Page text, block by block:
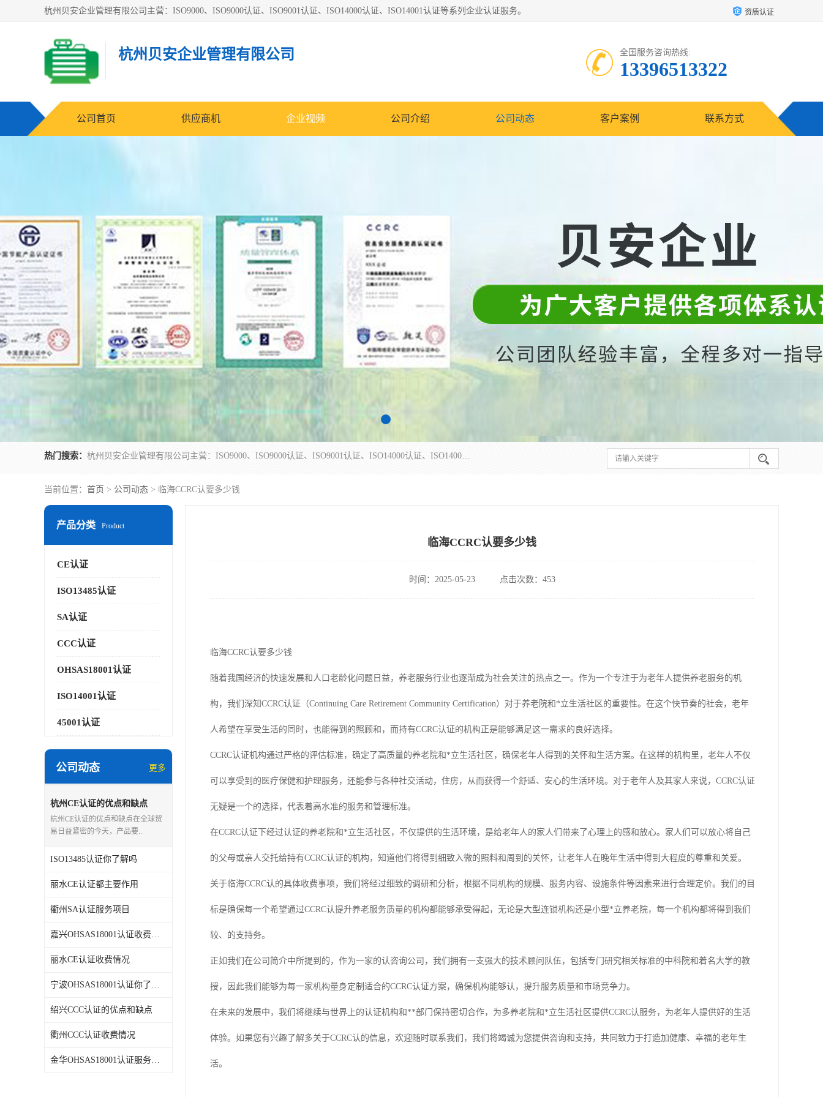
杭州贝安企业管理有限公司主营：ISO9000、ISO9000认证、ISO9001认证、ISO14000认证、ISO14001认证等系列企业认证服务。 资质认证
杭州贝安企业管理有限公司 全国服务咨询热线:
13396513322
公司首页 供应商机 企业视频 公司介绍 公司动态 客户案例 联系方式
热门搜索： 杭州贝安企业管理有限公司主营：ISO9000、ISO9000认证、ISO9001认证、ISO14000认证、ISO14001认证等系列企业认证服务。
当前位置： 首页 > 公司动态 > 临海CCRC认要多少钱
产品分类 Product
CE认证
ISO13485认证
SA认证
CCC认证
OHSAS18001认证
ISO14001认证
45001认证
公司动态 更多
杭州CE认证的优点和缺点
杭州CE认证的优点和缺点在全球贸
易日益紧密的今天，产品要..
ISO13485认证你了解吗
丽水CE认证都主要作用
衢州SA认证服务项目
嘉兴OHSAS18001认证收费情况
丽水CE认证收费情况
宁波OHSAS18001认证你了解吗
绍兴CCC认证的优点和缺点
衢州CCC认证收费情况
金华OHSAS18001认证服务项目
临海CCRC认要多少钱
时间：2025-05-23 点击次数：453
临海CCRC认要多少钱
随着我国经济的快速发展和人口老龄化问题日益，养老服务行业也逐渐成为社会关注的热点之一。作为一个专注于为老年人提供养老服务的机
构，我们深知CCRC认证（Continuing Care Retirement Community Certification）对于养老院和*立生活社区的重要性。在这个快节奏的社会，老年
人希望在享受生活的同时，也能得到的照顾和，而持有CCRC认证的机构正是能够满足这一需求的良好选择。
CCRC认证机构通过严格的评估标准，确定了高质量的养老院和*立生活社区，确保老年人得到的关怀和生活方案。在这样的机构里，老年人不仅
可以享受到的医疗保健和护理服务，还能参与各种社交活动，住房，从而获得一个舒适、安心的生活环境。对于老年人及其家人来说，CCRC认证
无疑是一个的选择，代表着高水准的服务和管理标准。
在CCRC认证下经过认证的养老院和*立生活社区，不仅提供的生活环境，是给老年人的家人们带来了心理上的感和放心。家人们可以放心将自己
的父母或亲人交托给持有CCRC认证的机构，知道他们将得到细致入微的照料和周到的关怀，让老年人在晚年生活中得到大程度的尊重和关爱。
关于临海CCRC认的具体收费事项，我们将经过细致的调研和分析，根据不同机构的规模、服务内容、设施条件等因素来进行合理定价。我们的目
标是确保每一个希望通过CCRC认提升养老服务质量的机构都能够承受得起，无论是大型连锁机构还是小型*立养老院，每一个机构都将得到我们
较、的支持务。
正如我们在公司简介中所提到的，作为一家的认咨询公司，我们拥有一支强大的技术顾问队伍，包括专门研究相关标准的中科院和着名大学的教
授，因此我们能够为每一家机构量身定制适合的CCRC认证方案，确保机构能够认，提升服务质量和市场竞争力。
在未来的发展中，我们将继续与世界上的认证机构和**部门保持密切合作，为多养老院和*立生活社区提供CCRC认服务，为老年人提供好的生活
体验。如果您有兴趣了解多关于CCRC认的信息，欢迎随时联系我们，我们将竭诚为您提供咨询和支持，共同致力于打造加健康、幸福的老年生
活。